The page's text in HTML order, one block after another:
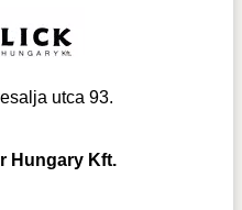
utca 93.
Hungary Kft.